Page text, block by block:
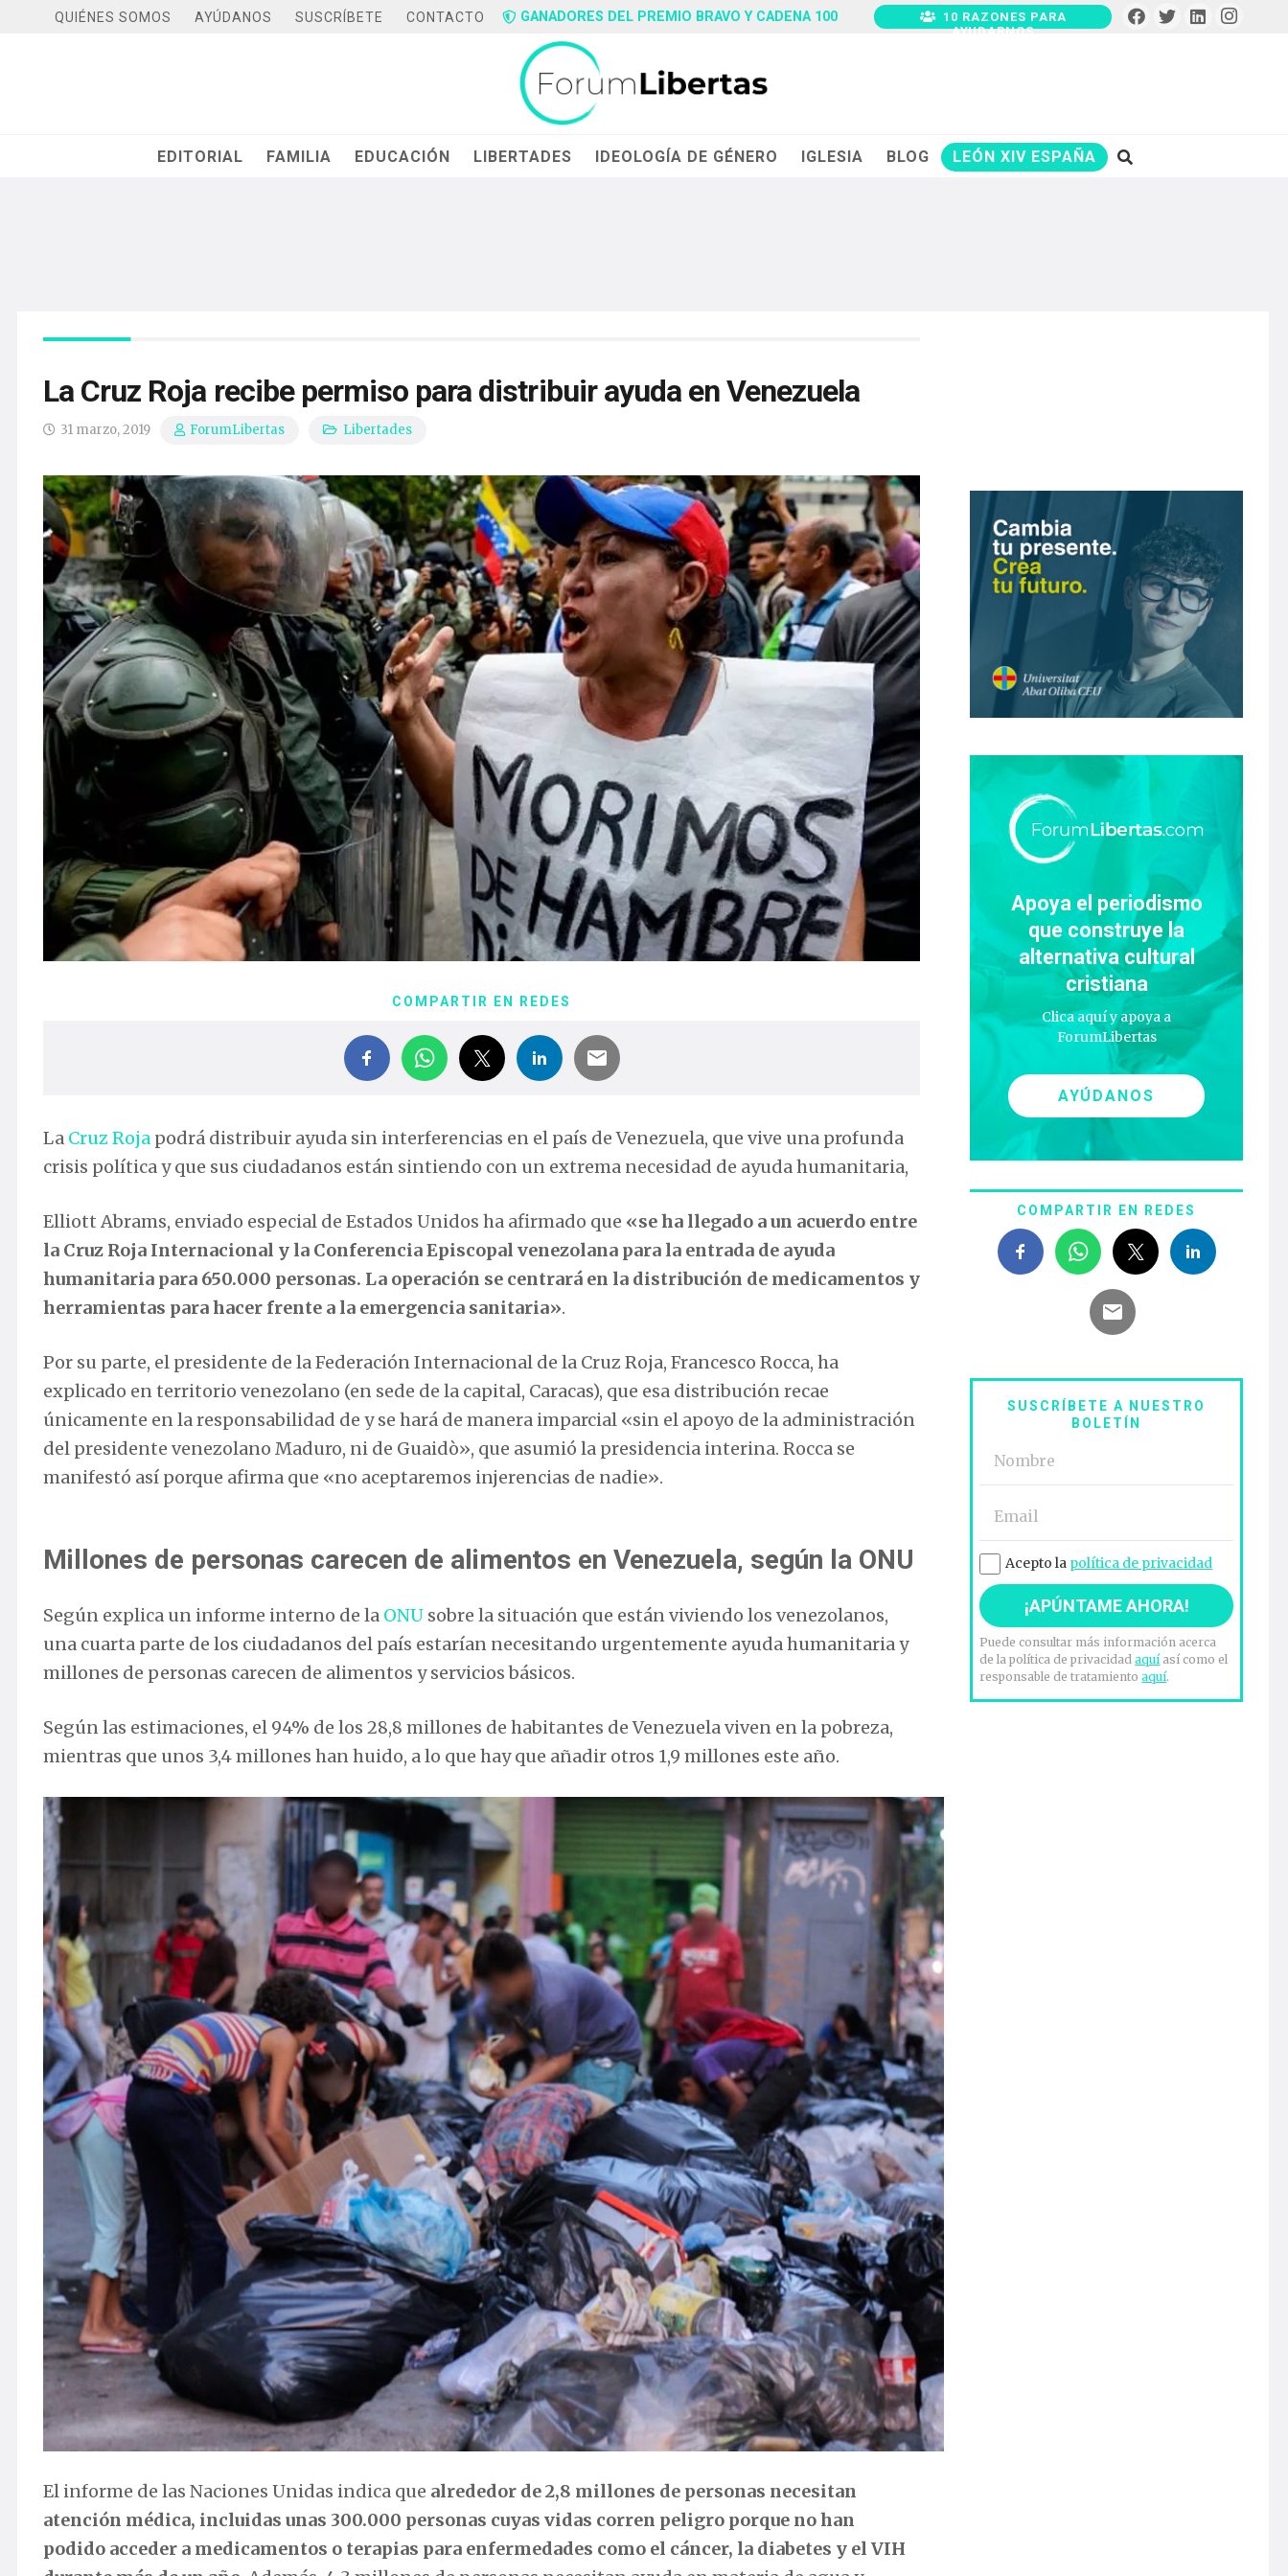
QUIÉNES SOMOS AYÚDANOS SUSCRÍBETE CONTACTO GANADORES DEL PREMIO BRAVO Y CADENA 100
10 RAZONES PARA
AYUDARNOS
EDITORIAL FAMILIA EDUCACIÓN LIBERTADES IDEOLOGÍA DE GÉNERO IGLESIA BLOG LEÓN XIV ESPAÑA
La Cruz Roja recibe permiso para distribuir ayuda en Venezuela
31 marzo, 2019 ForumLibertas Libertades
COMPARTIR EN REDES
La Cruz Roja podrá distribuir ayuda sin interferencias en el país de Venezuela, que vive una profunda
crisis política y que sus ciudadanos están sintiendo con un extrema necesidad de ayuda humanitaria,
Elliott Abrams, enviado especial de Estados Unidos ha afirmado que «se ha llegado a un acuerdo entre
la Cruz Roja Internacional y la Conferencia Episcopal venezolana para la entrada de ayuda
humanitaria para 650.000 personas. La operación se centrará en la distribución de medicamentos y
herramientas para hacer frente a la emergencia sanitaria».
Por su parte, el presidente de la Federación Internacional de la Cruz Roja, Francesco Rocca, ha
explicado en territorio venezolano (en sede de la capital, Caracas), que esa distribución recae
únicamente en la responsabilidad de y se hará de manera imparcial «sin el apoyo de la administración
del presidente venezolano Maduro, ni de Guaidò», que asumió la presidencia interina. Rocca se
manifestó así porque afirma que «no aceptaremos injerencias de nadie».
Millones de personas carecen de alimentos en Venezuela, según la ONU
Según explica un informe interno de la ONU sobre la situación que están viviendo los venezolanos,
una cuarta parte de los ciudadanos del país estarían necesitando urgentemente ayuda humanitaria y
millones de personas carecen de alimentos y servicios básicos.
Según las estimaciones, el 94% de los 28,8 millones de habitantes de Venezuela viven en la pobreza,
mientras que unos 3,4 millones han huido, a lo que hay que añadir otros 1,9 millones este año.
El informe de las Naciones Unidas indica que alrededor de 2,8 millones de personas necesitan
atención médica, incluidas unas 300.000 personas cuyas vidas corren peligro porque no han
podido acceder a medicamentos o terapias para enfermedades como el cáncer, la diabetes y el VIH
Apoya el periodismo
que construye la
alternativa cultural
cristiana
Clica aquí y apoya a
ForumLibertas
AYÚDANOS
COMPARTIR EN REDES
SUSCRÍBETE A NUESTRO
BOLETÍN
Acepto la política de privacidad
Puede consultar más información acerca
de la política de privacidadaquíasí como el
responsable de tratamientoaquí.